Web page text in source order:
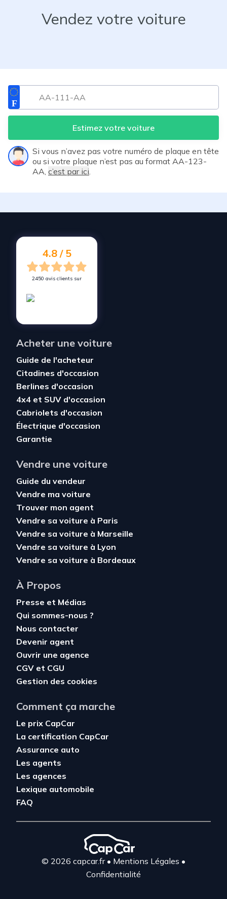
Vendez votre voiture
Estimez votre voiture
Si vous n’avez pas votre numéro de plaque en tête
ou si votre plaque n’est pas au format AA-123-
AA, c’est par ici
4.8 / 5
2450 avis clients sur
Acheter une voiture
Guide de l'acheteur
Citadines d'occasion
Berlines d'occasion
4x4 et SUV d'occasion
Cabriolets d'occasion
Électrique d'occasion
Garantie
Vendre une voiture
Guide du vendeur
Vendre ma voiture
Trouver mon agent
Vendre sa voiture à Paris
Vendre sa voiture à Marseille
Vendre sa voiture à Lyon
Vendre sa voiture à Bordeaux
À Propos
Presse et Médias
Qui sommes-nous ?
Nous contacter
Devenir agent
Ouvrir une agence
CGV et CGU
Gestion des cookies
Comment ça marche
Le prix CapCar
La certification CapCar
Assurance auto
Les agents
Les agences
Lexique automobile
FAQ
© 2026 capcar.fr• Mentions Légales •
Confidentialité